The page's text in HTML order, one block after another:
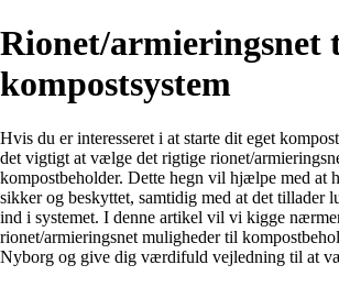
Rionet/armieringsnet
kompostsystem
Hvis du er interesseret i at starte dit eget
det vigtigt at vælge det rigtige rionet/
kompostbeholder. Dette hegn vil hjælpe med at
sikker og beskyttet, samtidig med at det tillader
ind i systemet. I denne artikel vil vi kigge
rionet/armieringsnet muligheder til
Nyborg og give dig værdifuld vejledning til at